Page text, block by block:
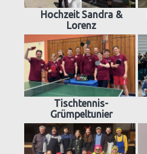
Hochzeit Sandra &
Lorenz
Tischtennis-
Grümpeltunier